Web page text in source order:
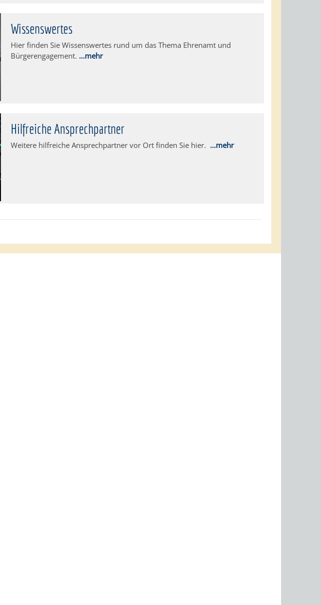
Wissenswertes
Hier finden Sie Wissenswertes rund um das Thema Ehrenamt und
Bürgerengagement. ...mehr
Hilfreiche Ansprechpartner
Weitere hilfreiche Ansprechpartner vor Ort finden Sie hier. ...mehr